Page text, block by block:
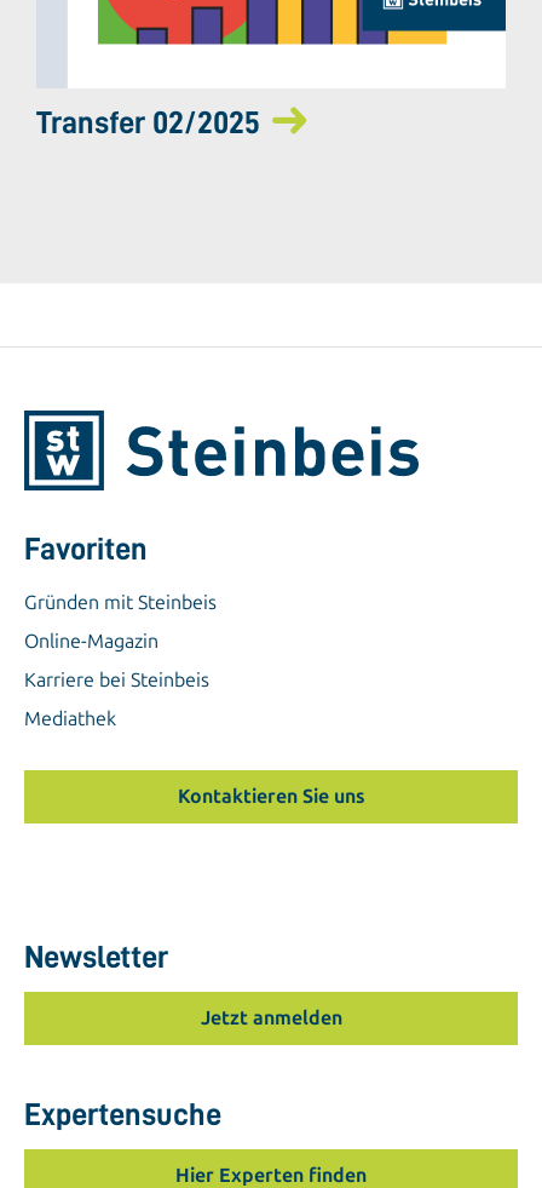
Transfer 02/2025
Favoriten
Gründen mit Steinbeis
Online-Magazin
Karriere bei Steinbeis
Mediathek
Kontaktieren Sie uns
Newsletter
Jetzt anmelden
Expertensuche
Hier Experten finden